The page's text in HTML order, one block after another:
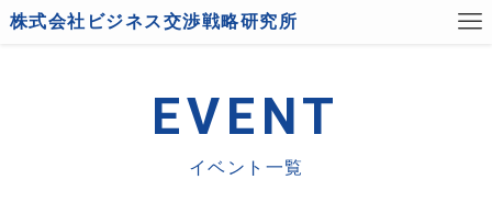
T株式会社ビジネス交渉戦略研究所
EVENT
イベント一覧